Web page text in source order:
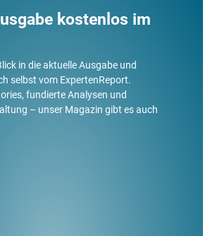
kostenlos im
in die aktuelle Ausgabe und
selbst vom ExpertenReport.
fundierte Analysen und
– unser Magazin gibt es auch